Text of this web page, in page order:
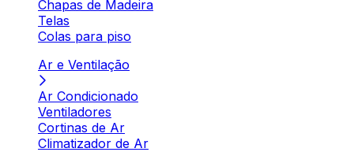
Chapas de Madeira
Telas
Colas para piso
Ar e Ventilação
Ar Condicionado
Ventiladores
Cortinas de Ar
Climatizador de Ar